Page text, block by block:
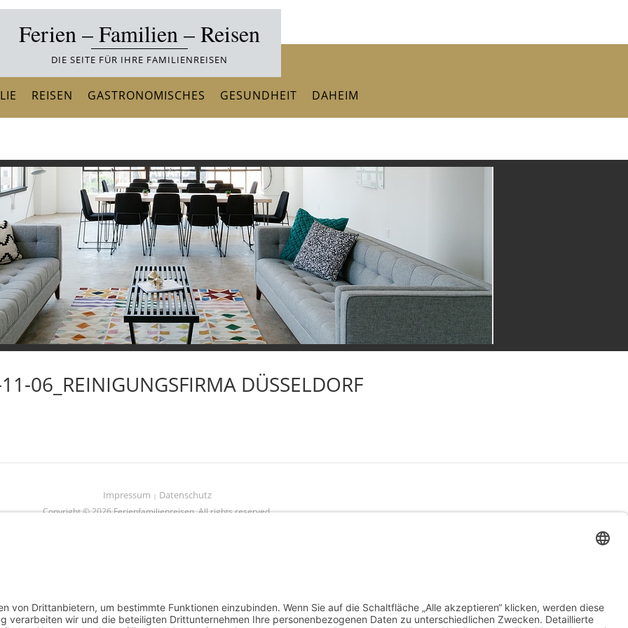
Ferien – Familien – Reisen
DIE SEITE FÜR IHRE FAMILIENREISEN
REISEN GASTRONOMISCHES GESUNDHEIT DAHEIM
06_REINIGUNGSFIRMA DÜSSELDORF
Impressum Datenschutz
Copyright © 2026 Ferienfamilienreisen. All rights reserved.